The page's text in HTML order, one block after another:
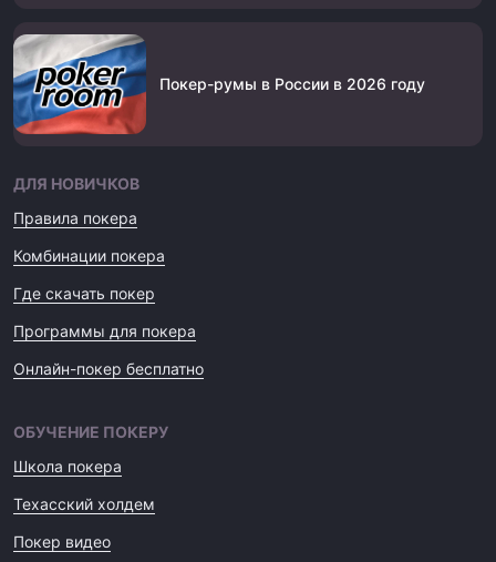
Покер-румы в России в 2026 году
ДЛЯ НОВИЧКОВ
Правила покера
Комбинации покера
Где скачать покер
Программы для покера
Онлайн-покер бесплатно
ОБУЧЕНИЕ ПОКЕРУ
Школа покера
Техасский холдем
Покер видео